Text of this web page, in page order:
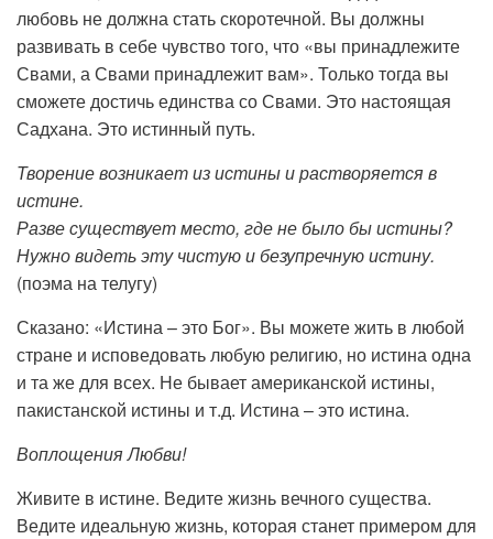
любовь не должна стать скоротечной. Вы должны
развивать в себе чувство того, что «вы принадлежите
Свами, а Свами принадлежит вам». Только тогда вы
сможете достичь единства со Свами. Это настоящая
Садхана. Это истинный путь.
Творение возникает из истины и растворяется в
истине.
Разве существует место, где не было бы истины?
Нужно видеть эту чистую и безупречную истину.
(поэма на телугу)
Сказано: «Истина – это Бог». Вы можете жить в любой
стране и исповедовать любую религию, но истина одна
и та же для всех. Не бывает американской истины,
пакистанской истины и т.д. Истина – это истина.
Воплощения Любви!
Живите в истине. Ведите жизнь вечного существа.
Ведите идеальную жизнь, которая станет примером для